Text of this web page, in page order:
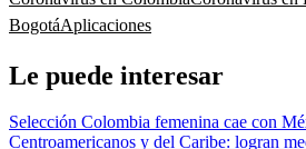
BogotáAplicaciones
Le puede interesar
Selección Colombia femenina cae con
Centroamericanos y del Caribe: logran